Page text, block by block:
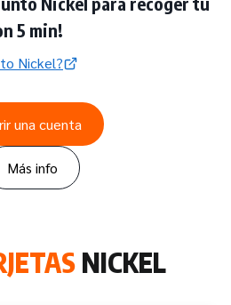
5 min!
Nickel?
una cuenta
Más info
NICKEL